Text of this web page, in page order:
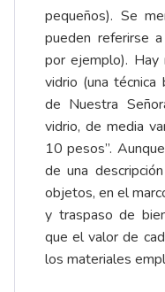
pequeños). Se
pueden referirse
por ejemplo). Hay
vidrio (una técnica
de Nuestra
vidrio, de media
10 pesos”.
de una
objetos, en el
y traspaso de
que el valor de
los materiales